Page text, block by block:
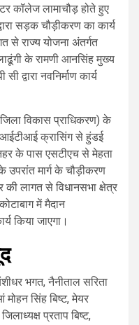
कॉलेज लामाचौड़ होते हुए
सड़क चौड़ीकरण का कार्य
से राज्य योजना अंतर्गत
के रामणी आनसिंह मुख्य
द्वारा नवनिर्माण कार्य
विकास प्राधिकरण) के
आईटीआई क्रासिंग से हुंडई
के पास एसटीएच से मेहता
उपरांत मार्ग के चौड़ीकरण
की लागत से विधानसभा क्षेत्र
में मैदान
किया जाएगा।
भगत, नैनीताल सरिता
मोहन सिंह बिष्ट, मेयर
प्रताप बिष्ट,